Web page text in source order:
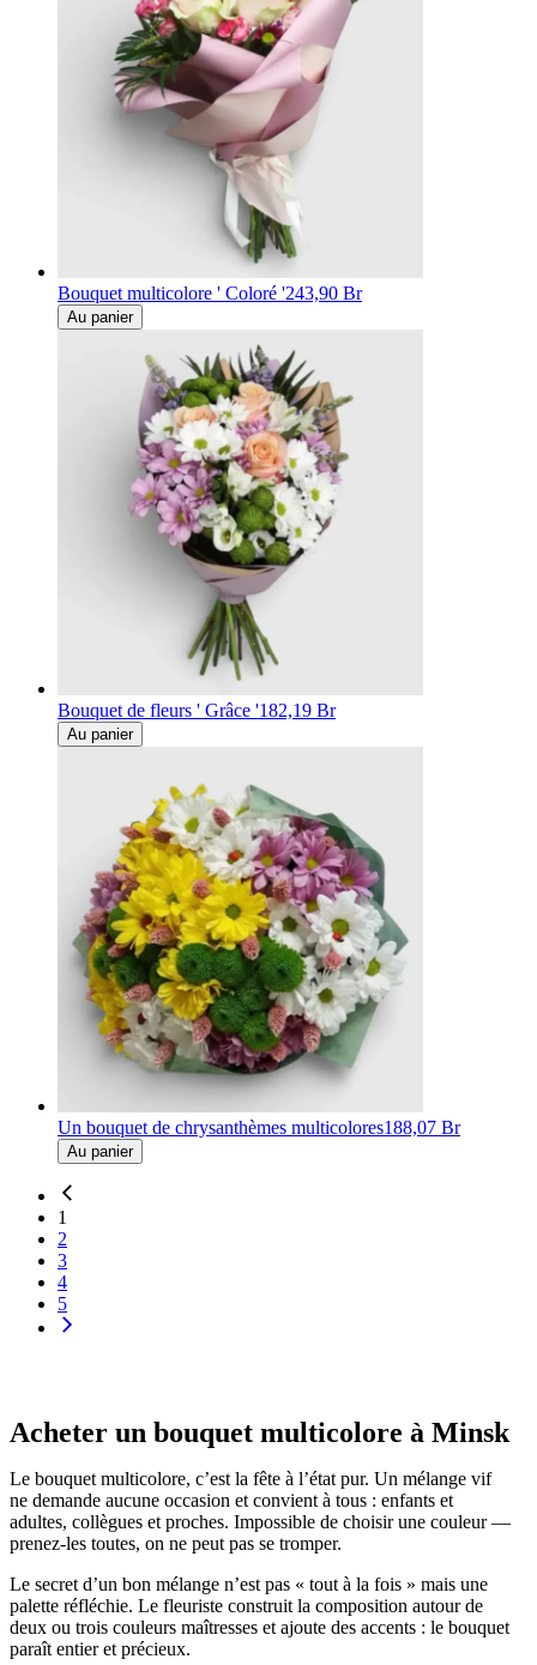
Bouquet multicolore ' Coloré '243,90 Br
Au panier
Bouquet de fleurs ' Grâce '182,19 Br
Au panier
Un bouquet de chrysanthèmes multicolores188,07 Br
Au panier
1
2
3
4
5
Acheter un bouquet multicolore à Minsk
Le bouquet multicolore, c’est la fête à l’état pur. Un mélange vif
ne demande aucune occasion et convient à tous : enfants et
adultes, collègues et proches. Impossible de choisir une couleur —
prenez-les toutes, on ne peut pas se tromper.
Le secret d’un bon mélange n’est pas « tout à la fois » mais une
palette réfléchie. Le fleuriste construit la composition autour de
deux ou trois couleurs maîtresses et ajoute des accents : le bouquet
paraît entier et précieux.